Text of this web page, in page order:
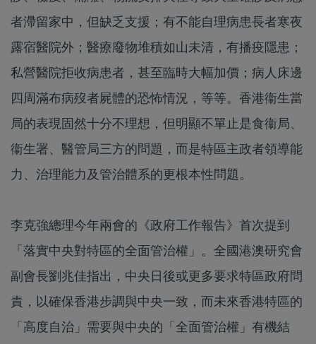
者滯留家中，但缺乏支援；有不能自理病患長者寒夜
露宿醫院外；醫療廢物堆積如山未清，有播疫隱患；
私營醫院拒收病患者，甚至臨時大幅加價；病人床邊
四周滿布病歿者屍體的恐怖情況，等等。香港衞生當
局的表現固然十分不理想，但明顯不單止是食衞局、
衞生署、醫管局三方的問題，而是特區主政者領導能
力、治理能力及管治體系的更根本性問題。
李克強總理今年兩會的《政府工作報告》首次提到
「落實中央對特區的全面管治權」。全國港澳研究會
副會長劉兆佳指出，中央日後或更多要求特區政府問
責，以確保香港步調與中央一致，而未來香港特區的
「高度自治」需要與中央的「全面管治權」有機結